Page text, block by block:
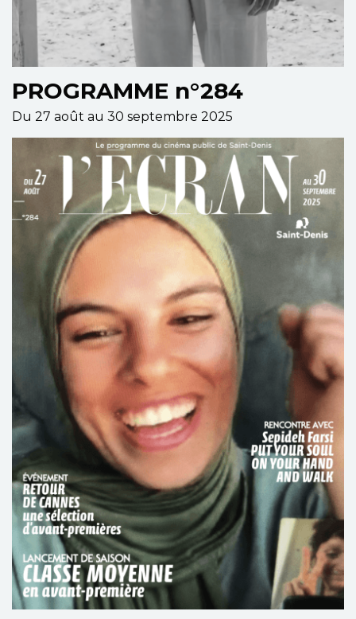
PROGRAMME n°284
Du 27 août au 30 septembre 2025